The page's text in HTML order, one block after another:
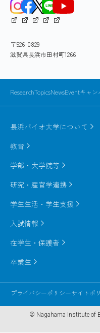
〒526-0829
滋賀県長浜市田村町1266
ResearchTopicsNewsEventキャン
長浜バイオ大学について
研究・産官学連携
教育
学生生活・学生支援
学部・大学院等
入試情報
在学生・保護者
卒業生
プライバシーポリシーサイトポ
© Nagahama Institute of